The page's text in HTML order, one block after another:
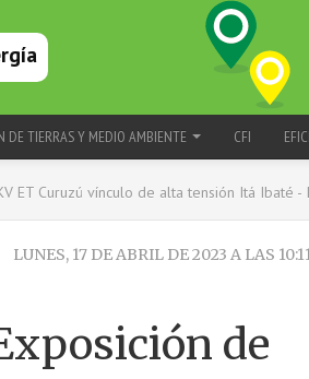
DE TIERRAS Y MEDIO AMBIENTE CFI
ET Curuzú vínculo de alta tensión Itá Ibaté -
LUNES, 17 DE ABRIL DE 2023 A LAS
de